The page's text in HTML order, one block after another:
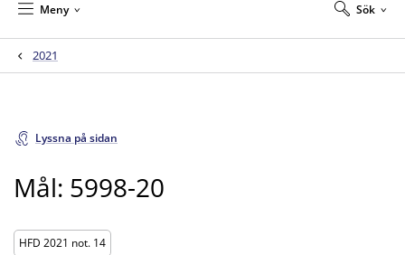
Sök
Meny
2021
Lyssna på sidan
Mål: 5998-20
HFD 2021 not. 14